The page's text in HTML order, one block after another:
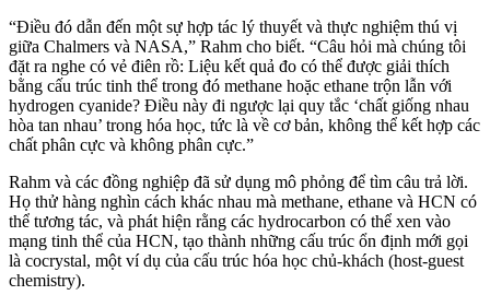
“Điều đó dẫn đến một sự hợp tác lý thuyết và thực nghiệm thú vị
giữa Chalmers và NASA,” Rahm cho biết. “Câu hỏi mà chúng tôi
đặt ra nghe có vẻ điên rồ: Liệu kết quả đo có thể được giải thích
bằng cấu trúc tinh thể trong đó methane hoặc ethane trộn lẫn với
hydrogen cyanide? Điều này đi ngược lại quy tắc ‘chất giống nhau
hòa tan nhau’ trong hóa học, tức là về cơ bản, không thể kết hợp các
chất phân cực và không phân cực.”
Rahm và các đồng nghiệp đã sử dụng mô phỏng để tìm câu trả lời.
Họ thử hàng nghìn cách khác nhau mà methane, ethane và HCN có
thể tương tác, và phát hiện rằng các hydrocarbon có thể xen vào
mạng tinh thể của HCN, tạo thành những cấu trúc ổn định mới gọi
là cocrystal, một ví dụ của cấu trúc hóa học chủ-khách (host-guest
chemistry).